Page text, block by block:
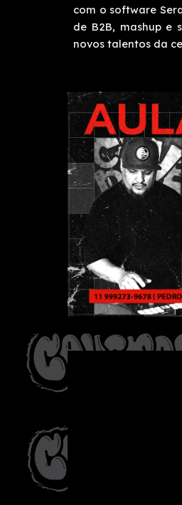
com o software
de B2B, mashup e
novos talentos da